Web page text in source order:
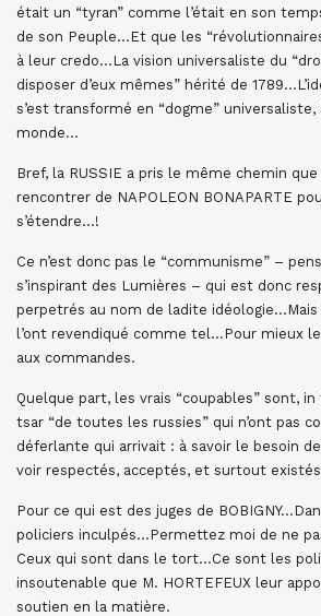
était un “tyran” comme l’était en son
de son Peuple…Et que les
à leur credo…La vision universaliste du
disposer d’eux mêmes” hérité de
s’est transformé en “dogme” universaliste,
monde…
Bref, la RUSSIE a pris le même chemin
rencontrer de NAPOLEON BONAPARTE
s’étendre…!
Ce n’est donc pas le “communisme” –
s’inspirant des Lumières – qui est donc
perpetrés au nom de ladite
l’ont revendiqué comme tel…Pour mieux
aux commandes.
Quelque part, les vrais “coupables” sont,
tsar “de toutes les russies” qui n’ont pas
déferlante qui arrivait : à savoir le besoin
voir respectés, acceptés, et surtout
Pour ce qui est des juges de
policiers inculpés…Permettez moi de ne
Ceux qui sont dans le tort…Ce sont les
insoutenable que M. HORTEFEUX leur
soutien en la matière.